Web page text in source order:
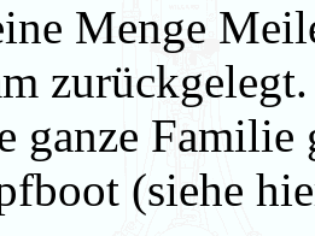
Menge
ganze Familie
(siehe